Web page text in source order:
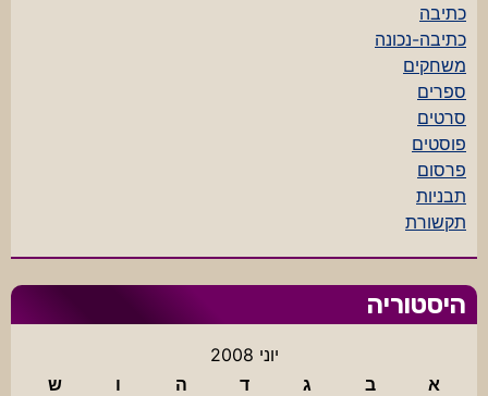
כתיבה
כתיבה-נכונה
משחקים
ספרים
סרטים
פוסטים
פרסום
תבניות
תקשורת
היסטוריה
יוני 2008
א
ב ג ד ה ו
ש